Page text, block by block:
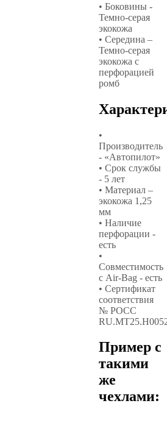
• Боковины -
Темно-серая
экокожа
• Середина –
Темно-серая
экокожа с
перфорацией
ромб
•
Производитель
- «Автопилот»
• Срок службы
- 5 лет
• Материал –
экокожа 1,25
мм
• Наличие
перфорации -
есть
•
Совместимость
с Air-Bag - есть
• Сертификат
соответствия
№ РОСС
Пример с
такими
же
чехлами: